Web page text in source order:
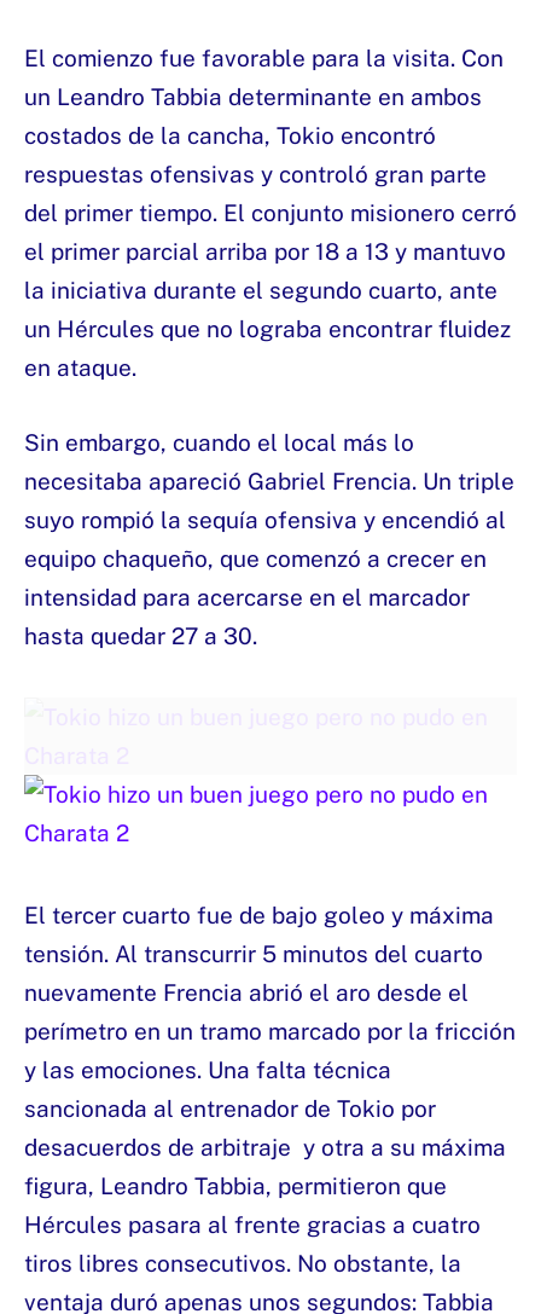
El comienzo fue favorable para la visita. Con
un Leandro Tabbia determinante en ambos
costados de la cancha, Tokio encontró
respuestas ofensivas y controló gran parte
del primer tiempo. El conjunto misionero cerró
el primer parcial arriba por 18 a 13 y mantuvo
la iniciativa durante el segundo cuarto, ante
un Hércules que no lograba encontrar fluidez
en ataque.
Sin embargo, cuando el local más lo
necesitaba apareció Gabriel Frencia. Un triple
suyo rompió la sequía ofensiva y encendió al
equipo chaqueño, que comenzó a crecer en
intensidad para acercarse en el marcador
hasta quedar 27 a 30.
El tercer cuarto fue de bajo goleo y máxima
tensión. Al transcurrir 5 minutos del cuarto
nuevamente Frencia abrió el aro desde el
perímetro en un tramo marcado por la fricción
y las emociones. Una falta técnica
sancionada al entrenador de Tokio por
desacuerdos de arbitraje y otra a su máxima
figura, Leandro Tabbia, permitieron que
Hércules pasara al frente gracias a cuatro
tiros libres consecutivos. No obstante, la
ventaja duró apenas unos segundos: Tabbia